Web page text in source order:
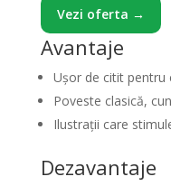
Vezi oferta →
Avantaje
Ușor de citit pentru
Poveste clasică,
Ilustrații care
Dezavantaje